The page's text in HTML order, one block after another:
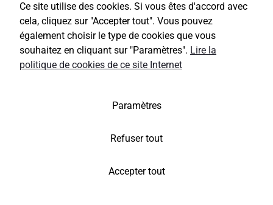
Ce site utilise des cookies. Si vous êtes d'accord avec
cela, cliquez sur "Accepter tout". Vous pouvez
également choisir le type de cookies que vous
souhaitez en cliquant sur "Paramètres". Lire la
politique de cookies de ce site Internet
Paramètres
Refuser tout
Accepter tout